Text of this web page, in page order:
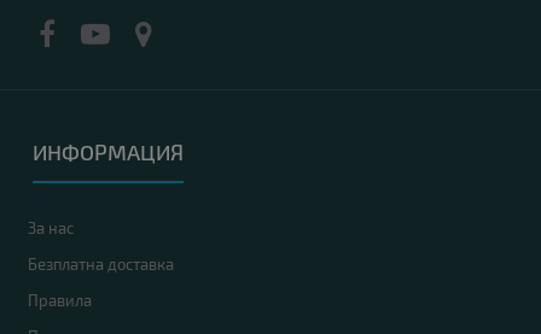
ИНФОРМАЦИЯ
За нас
Безплатна доставка
Правила